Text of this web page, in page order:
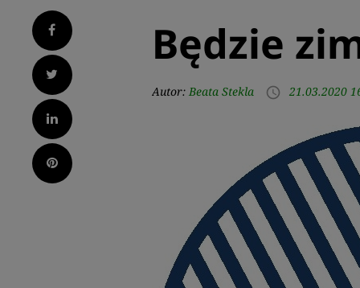
Facebook
Twitter
LinkedIn
Pinterest
Będzie
Autor: Beata Stekla access_time 21.03.2020